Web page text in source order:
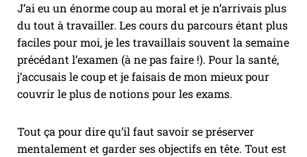
J’ai eu un énorme coup au moral et je n’arrivais plus
du tout à travailler. Les cours du parcours étant plus
faciles pour moi, je les travaillais souvent la semaine
précédant l’examen (à ne pas faire !). Pour la santé,
j’accusais le coup et je faisais de mon mieux pour
couvrir le plus de notions pour les exams.
Tout ça pour dire qu’il faut savoir se préserver
mentalement et garder ses objectifs en tête. Tout est